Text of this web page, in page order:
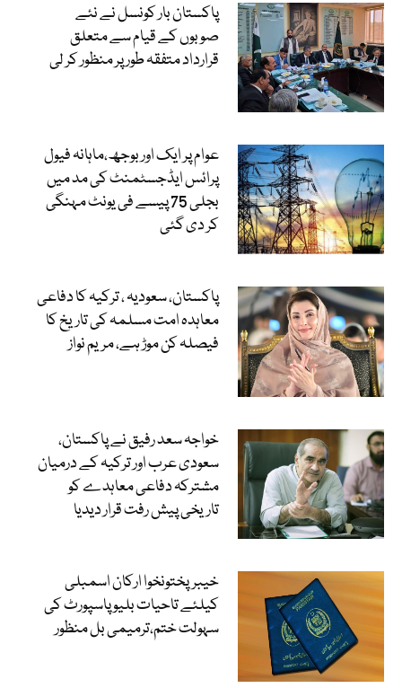
پاکستان بار کونسل نے نئے
صوبوں کے قیام سے متعلق
قرارداد متفقہ طور پر منظور کر لی
عوام پر ایک اور بوجھ،ماہانہ فیول
پرائس ایڈجسٹمنٹ کی مد میں
بجلی 75 پیسے فی یونٹ مہنگی
کر دی گئی
پاکستان، سعودیہ ، ترکیہ کا دفاعی
معاہدہ امت مسلمہ کی تاریخ کا
فیصلہ کن موڑ ہے، مریم نواز
خواجہ سعد رفیق نے پاکستان،
سعودی عرب اور ترکیہ کے درمیان
مشترکہ دفاعی معاہدے کو
تاریخی پیش رفت قرار دیدیا
خیبرپختونخوا ارکان اسمبلی
کیلئے تاحیات بلیو پاسپورٹ کی
سہولت ختم،ترمیمی بل منظور